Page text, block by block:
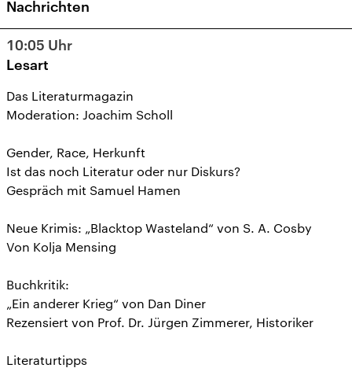
Nachrichten
10:05 Uhr
Lesart
Das Literaturmagazin
Moderation: Joachim Scholl
Gender, Race, Herkunft
Ist das noch Literatur oder nur Diskurs?
Gespräch mit Samuel Hamen
Neue Krimis: „Blacktop Wasteland“ von S. A. Cosby
Von Kolja Mensing
Buchkritik:
„Ein anderer Krieg“ von Dan Diner
Rezensiert von Prof. Dr. Jürgen Zimmerer, Historiker
Literaturtipps